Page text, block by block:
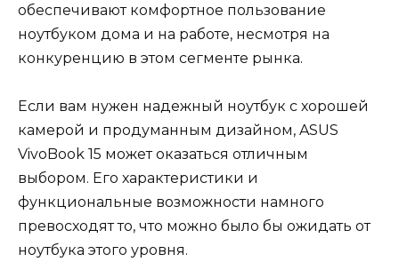
обеспечивают комфортное пользование
ноутбуком дома и на работе, несмотря на
конкуренцию в этом сегменте рынка.
Если вам нужен надежный ноутбук с хорошей
камерой и продуманным дизайном, ASUS
VivoBook 15 может оказаться отличным
выбором. Его характеристики и
функциональные возможности намного
превосходят то, что можно было бы ожидать от
ноутбука этого уровня.